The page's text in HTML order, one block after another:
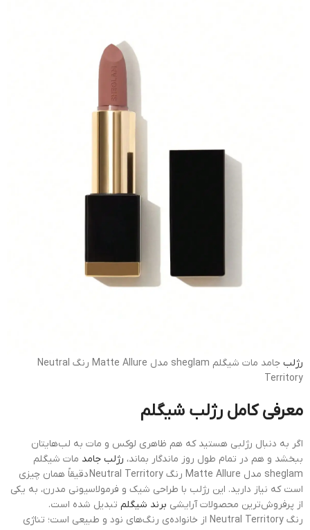
رژلب
جامد مات شیگلم sheglam مدل Matte Allure رنگ Neutral
Territory
معرفی کامل رژلب شیگلم
اگر به دنبال رژلبی هستید که هم ظاهری لوکس و مات به لب‌هایتان
ببخشد و هم در تمام طول روز ماندگار بماند، رژلب جامد مات شیگلم
sheglam مدل Matte Allure رنگ Neutral Territory دقیقاً همان چیزی
است که نیاز دارید. این رژلب با طراحی شیک و فرمولاسیونی مدرن، به یکی
از پرفروش‌ترین محصولات آرایشی برند شیگلم تبدیل شده است.
رنگ Neutral Territory از خانواده‌ی رنگ‌های نود و طبیعی است؛ تناژی